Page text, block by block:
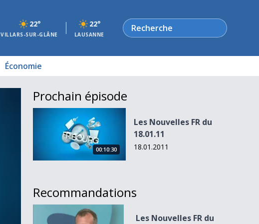
22°
VILLARS-SUR-GLÂNE
22°
LAUSANNE
Rechercher
Économie
Prochain épisode
Les Nouvelles FR du 18.01.11
00:10:30
Les Nouvelles FR du
18.01.11
18.01.2011
Recommandations
Les Nouvelles FR du 16.07.10
Les Nouvelles FR du